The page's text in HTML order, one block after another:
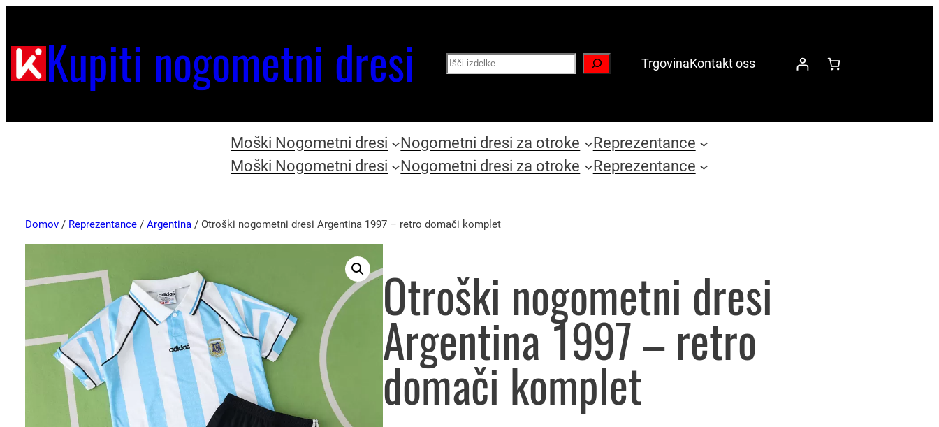
Kupiti nogometni dresi Search TrgovinaKontakt oss
Moški Nogometni dresi Nogometni dresi za otroke
Reprezentance
Moški Nogometni dresi
Nogometni dresi za otroke Reprezentance
Domov / Reprezentance / Argentina / Otroški nogometni dresi Argentina 1997 – retro domači komplet
Otroški nogometni dresi
Argentina 1997 – retro
domači komplet